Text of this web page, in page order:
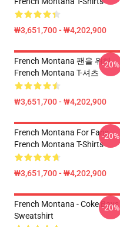
₩3,651,700 - ₩4,202,900
French Montana 팬을 위해
French Montana T-셔츠
₩3,651,700 - ₩4,202,900
-20%
French Montana For Fans
French Montana T-Shirts
₩3,651,700 - ₩4,202,900
-20%
French Montana - Coke Boys
Sweatshirt
-20%